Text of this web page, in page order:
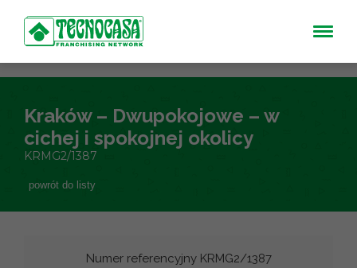
Kraków – Dwupokojowe – w
cichej i spokojnej okolicy
KRMG2/1387
powrót do listy
Numer referencyjny KRMG2/1387